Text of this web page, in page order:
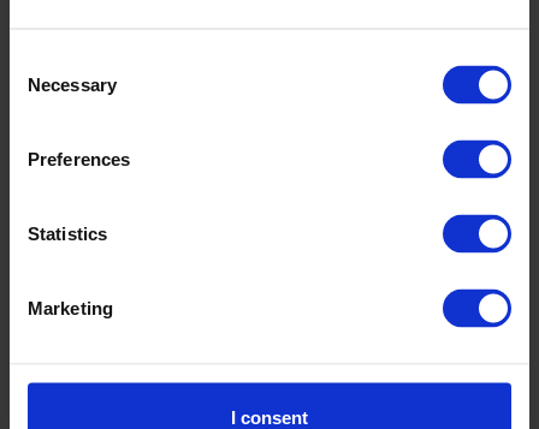
Selection
Necessary
Preferences
Statistics
Marketing
I consent
Las emisiones deben reducirse al máximo posible
antes de que las emisiones residuales puedan
compensarse mediante la GGR. Este ha sido
siempre uno de los principios fundamentales de la
algunos sectores como el de la aviación, les
remociones. Estas emisiones ciertamente "difíciles